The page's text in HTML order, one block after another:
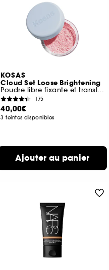
KOSAS
Cloud Set Loose Brightening
Poudre libre fixante et translucide
175
40,00€
3 teintes disponibles
Ajouter au panier